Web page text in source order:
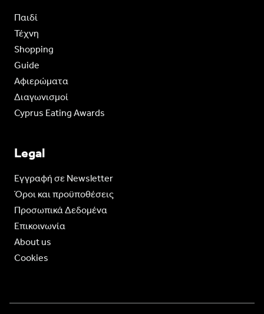
Παιδί
Τέχνη
Shopping
Guide
Aφιερώματα
Διαγωνισμοί
Cyprus Eating Awards
Legal
Eγγραφή σε Newsletter
Όροι και προϋποθέσεις
Προσωπικά Δεδομένα
Επικοινωνία
About us
Cookies